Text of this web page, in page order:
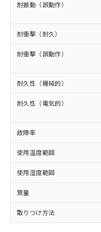
耐振動（誤動作）
耐衝撃（耐久）
耐衝撃（誤動作）
耐久性（機械的）
耐久性（電気的）
故障率
使用温度範囲
使用湿度範囲
質量
取りつけ方法
在庫状況お
記載して
タに基づ
覧された時
準価格と
了承くださ
正式な納期
ムロン制御
ご相談くだ
オムロン
販
在庫状況
事前の承
示しない
マイパーツ
ビス）を
メンバーズ
お客様が当
鉛(Pb) 1000ppm以下
ミウム(Cd) 100ppm以
六価クロム(Cr(Ⅵ))
類(PBB) 1000ppm以下
(PBDE) 1000ppm以下
ル) (DEHP)(別名：
ルベンジル（BBP）
（DBP） 1000ppm
(DIBP) 1000ppm以下
但し、RoHS指令で
適用除外項目は除く。
フタル酸エステル類
図的な使用がないこ
※2 対応予定月
部品在庫の切り替
月が前後するこ
※3 非含有証明
い合わせください
Pb(鉛) :1000ppm、
Cr(Ⅵ)(六価クロム) :
ニル類) : 1000ppm、
DBP(フタル酸ジブチ
イソブチル) :
※2 環境保護
「ｅ」：有害物
「10」：通常の
質が外部に漏え
及ぼさない年数
「－」：未確認
い合わせください
（以下｢規
国政府の輸
可)を取得
とります。
当社は規制
全に破砕
いよう必要
当社は貴
ル、化学兵
武器並び
使用いたし
当社は、貴
場合は、
該第三者
販売先およ
法に輸出
り引きをい
号
○ 一定
△ 一定
－
在庫
いて
たは
機器
空
受注